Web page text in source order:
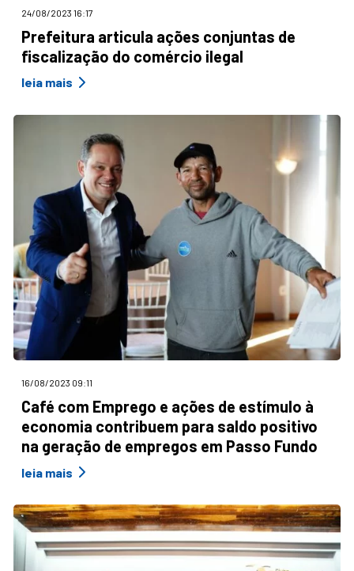
24/08/2023 16:17
Prefeitura articula ações conjuntas de
fiscalização do comércio ilegal
leia mais
16/08/2023 09:11
Café com Emprego e ações de estímulo à
economia contribuem para saldo positivo
na geração de empregos em Passo Fundo
leia mais